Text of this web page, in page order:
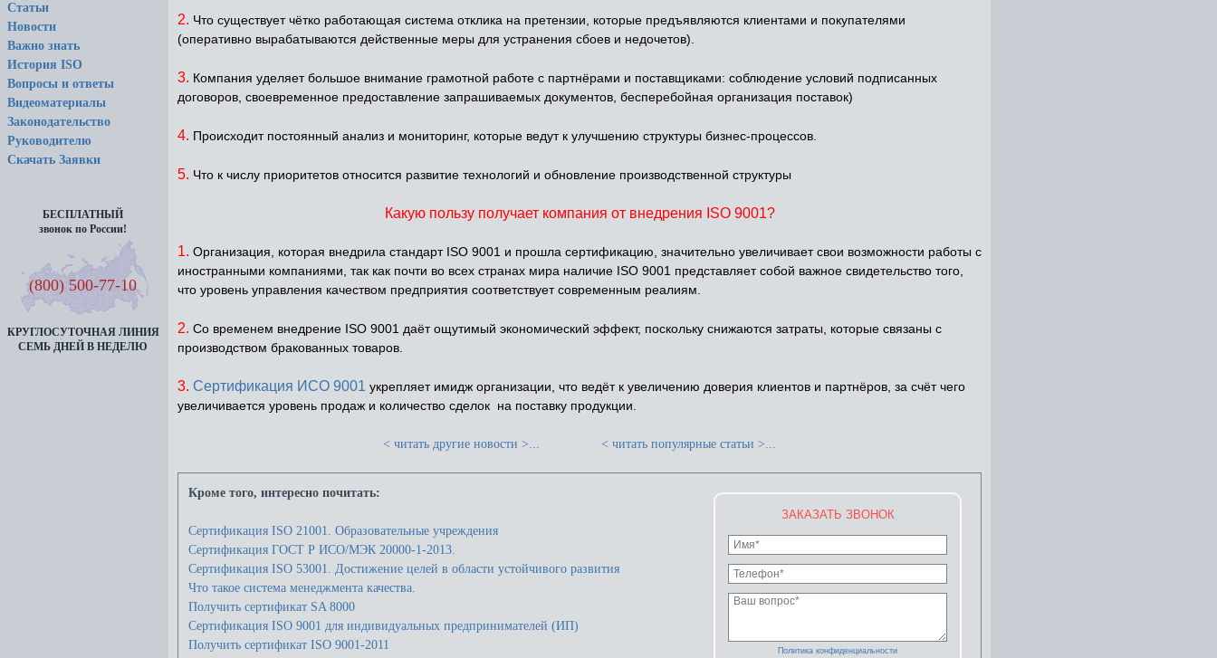
Статьи
Новости
Важно знать
История ISO
Вопросы и ответы
Видеоматериалы
Законодательство
Руководителю
Скачать Заявки
БЕСПЛАТНЫЙ
звонок по России!
(800) 500-77-10
КРУГЛОСУТОЧНАЯ ЛИНИЯ
СЕМЬ ДНЕЙ В НЕДЕЛЮ
2. Что существует чётко работающая система отклика на претензии, которые предъявляются клиентами и покупателями
(оперативно вырабатываются действенные меры для устранения сбоев и недочетов).
3. Компания уделяет большое внимание грамотной работе с партнёрами и поставщиками: соблюдение условий подписанных
договоров, своевременное предоставление запрашиваемых документов, бесперебойная организация поставок)
4. Происходит постоянный анализ и мониторинг, которые ведут к улучшению структуры бизнес-процессов.
5. Что к числу приоритетов относится развитие технологий и обновление производственной структуры
Какую пользу получает компания от внедрения ISO 9001?
1. Организация, которая внедрила стандарт ISO 9001 и прошла сертификацию, значительно увеличивает свои возможности работы с
иностранными компаниями, так как почти во всех странах мира наличие ISO 9001 представляет собой важное свидетельство того,
что уровень управления качеством предприятия соответствует современным реалиям.
2. Со временем внедрение ISO 9001 даёт ощутимый экономический эффект, поскольку снижаются затраты, которые связаны с
производством бракованных товаров.
3. Сертификация ИСО 9001 укрепляет имидж организации, что ведёт к увеличению доверия клиентов и партнёров, за счёт чего
увеличивается уровень продаж и количество сделок на поставку продукции.
< читать другие новости >... < читать популярные статьи >...
Кроме того, интересно почитать:
Сертификация ISO 21001. Образовательные учреждения
Сертификация ГОСТ Р ИСО/МЭК 20000-1-2013.
Сертификация ISO 53001. Достижение целей в области устойчивого развития
Что такое система менеджмента качества.
Получить сертификат SA 8000
Сертификация ISO 9001 для индивидуальных предпринимателей (ИП)
Получить сертификат ISO 9001-2011
ЗАКАЗАТЬ ЗВОНОК
Политика конфиденциальности